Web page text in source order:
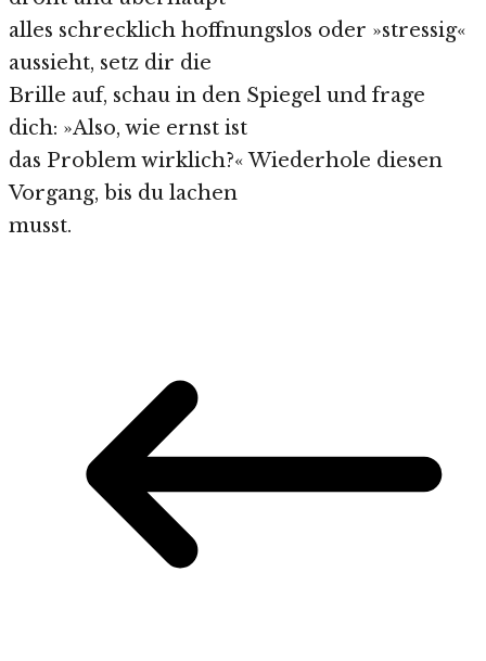
alles schrecklich hoffnungslos oder »stressig«
aussieht, setz dir die
Brille auf, schau in den Spiegel und frage
dich: »Also, wie ernst ist
das Problem wirklich?« Wiederhole diesen
Vorgang, bis du lachen
musst.